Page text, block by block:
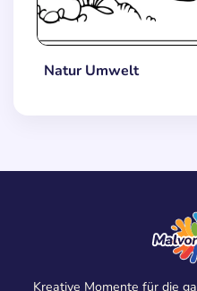
Natur Umwelt
Kreative Momente für die